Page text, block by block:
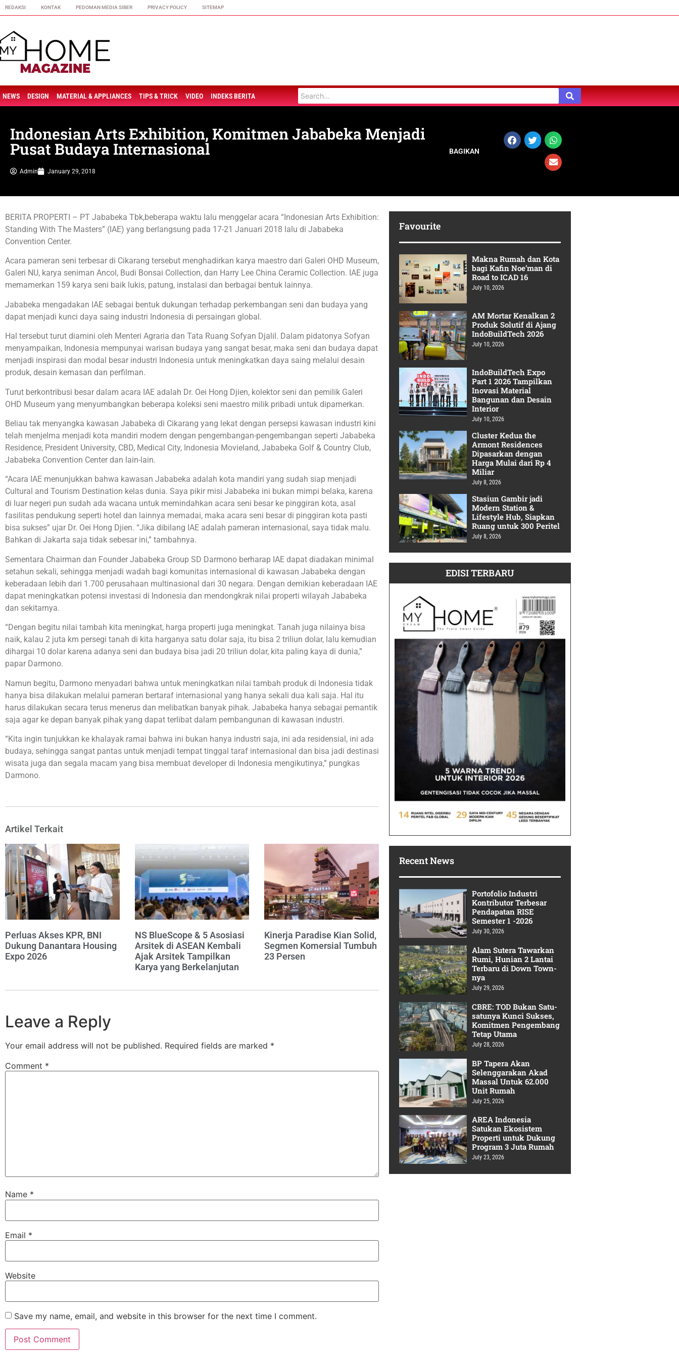
REDAKSI KONTAK PEDOMAN MEDIA SIBER PRIVACY POLICY SITEMAP
NEWS DESIGN MATERIAL & APPLIANCES TIPS & TRICK VIDEO INDEKS BERITA
Indonesian Arts Exhibition, Komitmen Jababeka Menjadi
Pusat Budaya Internasional
Admin January 29, 2018
BAGIKAN
BERITA PROPERTI – PT Jababeka Tbk,beberapa waktu lalu menggelar acara “Indonesian Arts Exhibition:
Standing With The Masters” (IAE) yang berlangsung pada 17-21 Januari 2018 lalu di Jababeka
Convention Center.
Acara pameran seni terbesar di Cikarang tersebut menghadirkan karya maestro dari Galeri OHD Museum,
Galeri NU, karya seniman Ancol, Budi Bonsai Collection, dan Harry Lee China Ceramic Collection. IAE juga
memamerkan 159 karya seni baik lukis, patung, instalasi dan berbagai bentuk lainnya.
Jababeka mengadakan IAE sebagai bentuk dukungan terhadap perkembangan seni dan budaya yang
dapat menjadi kunci daya saing industri Indonesia di persaingan global.
Hal tersebut turut diamini oleh Menteri Agraria dan Tata Ruang Sofyan Djalil. Dalam pidatonya Sofyan
menyampaikan, Indonesia mempunyai warisan budaya yang sangat besar, maka seni dan budaya dapat
menjadi inspirasi dan modal besar industri Indonesia untuk meningkatkan daya saing melalui desain
produk, desain kemasan dan perfilman.
Turut berkontribusi besar dalam acara IAE adalah Dr. Oei Hong Djien, kolektor seni dan pemilik Galeri
OHD Museum yang menyumbangkan beberapa koleksi seni maestro milik pribadi untuk dipamerkan.
Beliau tak menyangka kawasan Jababeka di Cikarang yang lekat dengan persepsi kawasan industri kini
telah menjelma menjadi kota mandiri modern dengan pengembangan-pengembangan seperti Jababeka
Residence, President University, CBD, Medical City, Indonesia Movieland, Jababeka Golf & Country Club,
Jababeka Convention Center dan lain-lain.
“Acara IAE menunjukkan bahwa kawasan Jababeka adalah kota mandiri yang sudah siap menjadi
Cultural and Tourism Destination kelas dunia. Saya pikir misi Jababeka ini bukan mimpi belaka, karena
di luar negeri pun sudah ada wacana untuk memindahkan acara seni besar ke pinggiran kota, asal
fasilitas pendukung seperti hotel dan lainnya memadai, maka acara seni besar di pinggiran kota pasti
bisa sukses” ujar Dr. Oei Hong Djien. “Jika dibilang IAE adalah pameran internasional, saya tidak malu.
Bahkan di Jakarta saja tidak sebesar ini,” tambahnya.
Sementara Chairman dan Founder Jababeka Group SD Darmono berharap IAE dapat diadakan minimal
setahun sekali, sehingga menjadi wadah bagi komunitas internasional di kawasan Jababeka dengan
keberadaan lebih dari 1.700 perusahaan multinasional dari 30 negara. Dengan demikian keberadaan IAE
dapat meningkatkan potensi investasi di Indonesia dan mendongkrak nilai properti wilayah Jababeka
dan sekitarnya.
“Dengan begitu nilai tambah kita meningkat, harga properti juga meningkat. Tanah juga nilainya bisa
naik, kalau 2 juta km persegi tanah di kita harganya satu dolar saja, itu bisa 2 triliun dolar, lalu kemudian
dihargai 10 dolar karena adanya seni dan budaya bisa jadi 20 triliun dolar, kita paling kaya di dunia,”
papar Darmono.
Namun begitu, Darmono menyadari bahwa untuk meningkatkan nilai tambah produk di Indonesia tidak
hanya bisa dilakukan melalui pameran bertaraf internasional yang hanya sekali dua kali saja. Hal itu
harus dilakukan secara terus menerus dan melibatkan banyak pihak. Jababeka hanya sebagai pemantik
saja agar ke depan banyak pihak yang dapat terlibat dalam pembangunan di kawasan industri.
“Kita ingin tunjukkan ke khalayak ramai bahwa ini bukan hanya industri saja, ini ada residensial, ini ada
budaya, sehingga sangat pantas untuk menjadi tempat tinggal taraf internasional dan bisa jadi destinasi
wisata juga dan segala macam yang bisa membuat developer di Indonesia mengikutinya,” pungkas
Darmono.
Artikel Terkait
Perluas Akses KPR, BNI
Dukung Danantara Housing
Expo 2026
NS BlueScope & 5 Asosiasi
Arsitek di ASEAN Kembali
Ajak Arsitek Tampilkan
Karya yang Berkelanjutan
Kinerja Paradise Kian Solid,
Segmen Komersial Tumbuh
23 Persen
Leave a Reply
Your email address will not be published. Required fields are marked *
Comment *
Name *
Email *
Website
Save my name, email, and website in this browser for the next time I comment.
Favourite
Makna Rumah dan Kota
bagi Kafin Noe’man di
Road to ICAD 16
July 10, 2026
AM Mortar Kenalkan 2
Produk Solutif di Ajang
IndoBuildTech 2026
July 10, 2026
IndoBuildTech Expo
Part 1 2026 Tampilkan
Inovasi Material
Bangunan dan Desain
Interior
July 10, 2026
Cluster Kedua the
Armont Residences
Dipasarkan dengan
Harga Mulai dari Rp 4
Miliar
July 8, 2026
Stasiun Gambir jadi
Modern Station &
Lifestyle Hub, Siapkan
Ruang untuk 300 Peritel
July 8, 2026
EDISI TERBARU
Recent News
Portofolio Industri
Kontributor Terbesar
Pendapatan RISE
Semester 1 -2026
July 30, 2026
Alam Sutera Tawarkan
Rumi, Hunian 2 Lantai
Terbaru di Down Town-
nya
July 29, 2026
CBRE: TOD Bukan Satu-
satunya Kunci Sukses,
Komitmen Pengembang
Tetap Utama
July 28, 2026
BP Tapera Akan
Selenggarakan Akad
Massal Untuk 62.000
Unit Rumah
July 25, 2026
AREA Indonesia
Satukan Ekosistem
Properti untuk Dukung
Program 3 Juta Rumah
July 23, 2026